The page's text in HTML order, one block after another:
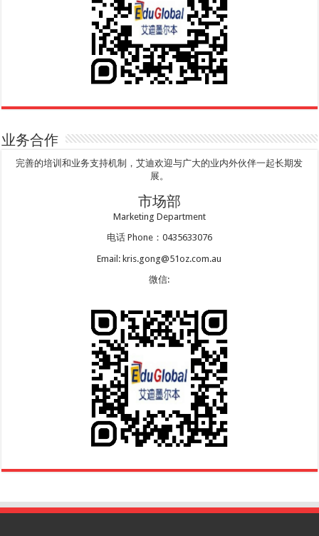
业务合作
完善的培训和业务支持机制，艾迪欢迎与广大的业内外伙伴一起长期发
展。
市场部
Marketing Department
电话 Phone：0435633076
Email: kris.gong@51oz.com.au
微信: